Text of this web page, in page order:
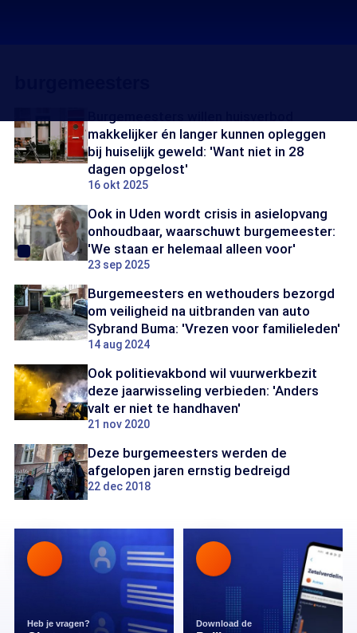
makkelijker én langer kunnen opleggen
bij huiselijk geweld: 'Want niet in 28
dagen opgelost'
16 okt 2025
Ook in Uden wordt crisis in asielopvang
onhoudbaar, waarschuwt burgemeester:
'We staan er helemaal alleen voor'
23 sep 2025
Burgemeesters en wethouders bezorgd
om veiligheid na uitbranden van auto
Sybrand Buma: 'Vrezen voor familieleden'
14 aug 2024
Ook politievakbond wil vuurwerkbezit
deze jaarwisseling verbieden: 'Anders
valt er niet te handhaven'
21 nov 2020
Deze burgemeesters werden de
afgelopen jaren ernstig bedreigd
22 dec 2018
Heb je vragen? Download de